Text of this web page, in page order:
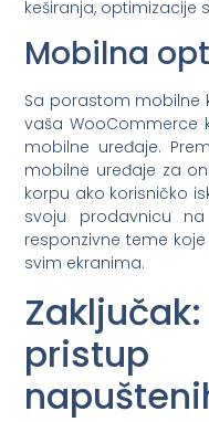
keširanja, optimizacije
Mobilna
Sa porastom mobilne
vaša
mobilne uređaje.
mobilne uređaje za
korpu ako korisničko
svoju prodavnicu
responzivne teme
svim ekranima.